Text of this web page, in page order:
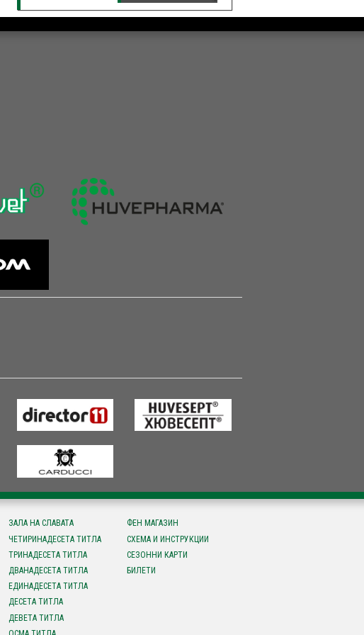
ЗАЛА НА СЛАВАТА
ЧЕТИРИНАДЕСЕТА ТИТЛА
ТРИНАДЕСЕТА ТИТЛА
ДВАНАДЕСЕТА ТИТЛА
ЕДИНАДЕСЕТА ТИТЛА
ДЕСЕТА ТИТЛА
ДЕВЕТА ТИТЛА
ФЕН МАГАЗИН
СХЕМА И ИНСТРУКЦИИ
СЕЗОННИ КАРТИ
БИЛЕТИ